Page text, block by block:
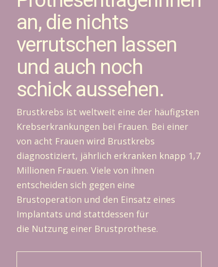
an, die nichts
verrutschen lassen
und auch noch
schick aussehen.
Brustkrebs ist weltweit eine der häufigsten
Krebserkrankungen bei Frauen. Bei einer
von acht Frauen wird Brustkrebs
diagnostiziert, jährlich erkranken knapp 1,7
Millionen Frauen. Viele von ihnen
entscheiden sich gegen eine
Brustoperation und den Einsatz eines
Implantats und stattdessen für
die Nutzung einer Brustprothese.